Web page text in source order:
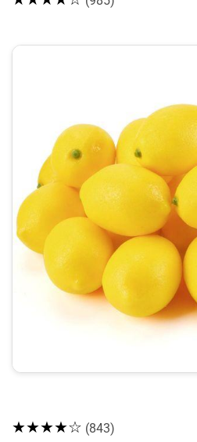
★★★★☆ (843)